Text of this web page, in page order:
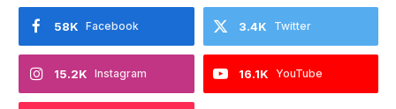
Facebook
58K Twitter
3.4K
Instagram
15.2K YouTube
16.1K